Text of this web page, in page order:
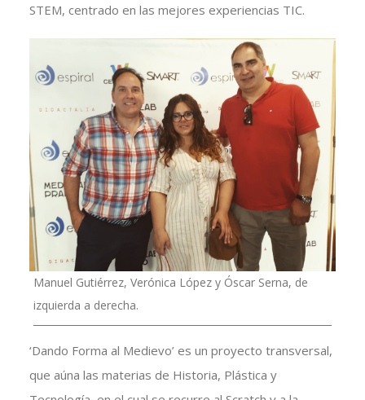
STEM, centrado en las mejores experiencias TIC.
Manuel Gutiérrez, Verónica López y Óscar Serna, de
izquierda a derecha.
‘Dando Forma al Medievo’ es un proyecto transversal,
que aúna las materias de Historia, Plástica y